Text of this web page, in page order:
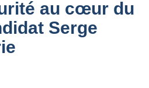
au cœur du
Serge